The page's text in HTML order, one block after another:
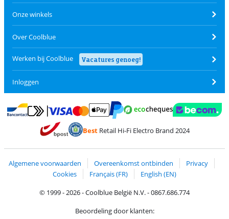
Onze winkels
Over Coolblue
Werken bij Coolblue Vacatures genoeg!
Inloggen
Betalen met Bancontact
Betalen met MasterCard en Visa via ClickToPay
Betalen met PayPal
BestRetail Hi-Fi Electro Brand 2024
Algemene voorwaarden Overeenkomst ontbinden
Privacy
Cookies
Français (FR)
English (EN)
© 1999 - 2026 - Coolblue België N.V. - 0867.686.774
Beoordeling door klanten: